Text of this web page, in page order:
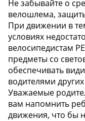
Не забывайте о
велошлема,
При движении в
условиях
велосипедистам
предметы со
обеспечивать
водителями
️️️Уважаемые
вам напомнить
движения, что бы